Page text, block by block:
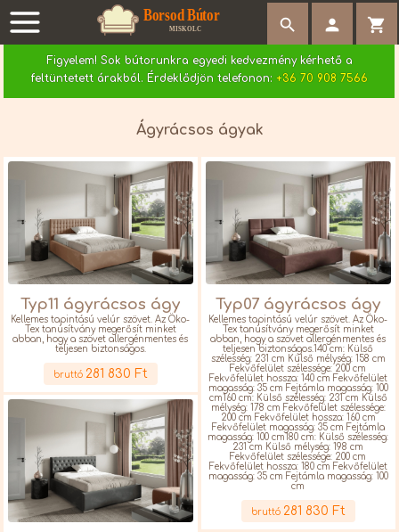
search  
Figyelem! Sok bútorunkra egyedi kedvezmény kérhető a
feltüntetett árakból. Érdeklődjön telefonon: +36 70 908 7566
Ágyrácsos ágyak
Typ11 ágyrácsos ágy
Kellemes tapintású velúr szövet. Az Öko-
Tex tanúsítvány megerősít minket
abban, hogy a szövet allergénmentes és
teljesen biztonságos.
Részletek
bruttó 281 830 Ft
Typ07 ágyrácsos ágy
Kellemes tapintású velúr szövet. Az Öko-
Tex tanúsítvány megerősít minket
abban, hogy a szövet allergénmentes és
teljesen biztonságos.140 cm: Külső
szélesség: 231 cm Külső mélység: 158 cm
Fekvőfelület szélessége: 200 cm
Fekvőfelület hossza: 140 cm Fekvőfelület
magasság: 35 cm Fejtámla magasság: 100
cm160 cm: Külső szélesség: 231 cm Külső
mélység: 178 cm Fekvőfelület szélessége:
200 cm Fekvőfelület hossza: 160 cm
Fekvőfelület magasság: 35 cm Fejtámla
magasság: 100 cm180 cm: Külső szélesség:
231 cm Külső mélység: 198 cm
Fekvőfelület szélessége: 200 cm
Fekvőfelület hossza: 180 cm Fekvőfelület
magasság: 35 cm Fejtámla magasság: 100
cm
Részletek
bruttó 281 830 Ft